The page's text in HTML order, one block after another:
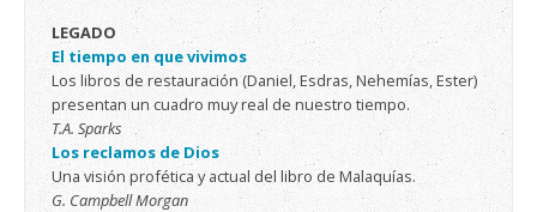
LEGADO
El tiempo en que vivimos
Los libros de restauración (Daniel, Esdras, Nehemías, Ester)
presentan un cuadro muy real de nuestro tiempo.
T.A. Sparks
Los reclamos de Dios
Una visión profética y actual del libro de Malaquías.
G. Campbell Morgan